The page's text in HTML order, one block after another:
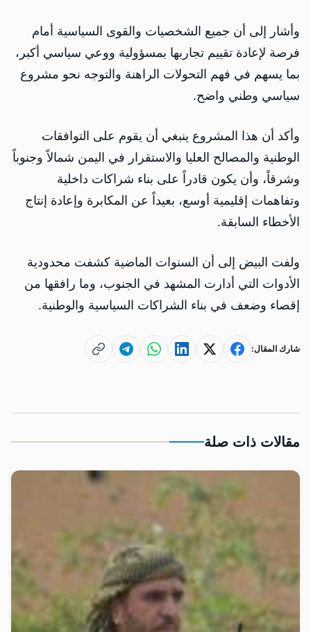
وأشار إلى أن جميع الشخصيات والقوى السياسية أمام
فرصة لإعادة تقييم تجاربها بمسؤولية ووعي سياسي أكبر،
بما يسهم في فهم التحولات الراهنة والتوجه نحو مشروع
سياسي وطني واضح.
وأكد أن هذا المشروع ينبغي أن يقوم على التوافقات
الوطنية والمصالح العليا والاستقرار في اليمن شمالاً وجنوباً
وشرقاً، وأن يكون قادراً على بناء شراكات داخلية
وتفاهمات إقليمية أوسع، بعيداً عن المكابرة وإعادة إنتاج
الأخطاء السابقة.
ولفت البيض إلى أن السنوات الماضية كشفت محدودية
الأدوات التي أدارت المشهد في الجنوب، وما رافقها من
إقصاء وضعف في بناء الشراكات السياسية والوطنية.
شارك المقال:
مقالات ذات صلة